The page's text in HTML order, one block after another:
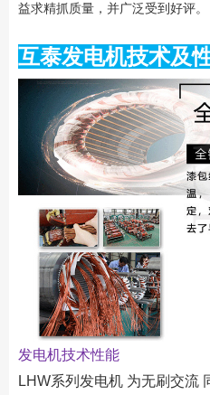
益求精抓质量，并广泛受到好评。
互泰发电机技术及
发电机技术性能
LHW系列发电机 为无刷交流